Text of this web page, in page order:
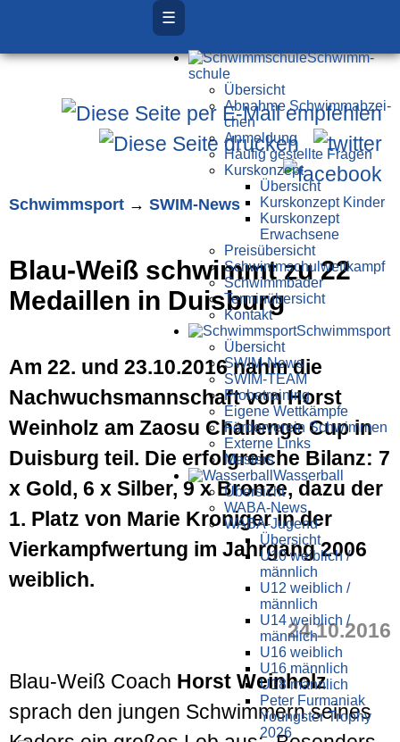
☰
Schwimm­
schule
Übersicht
Ab­nah­me Schwimm­ab­zei­
chen
Anmeldung
Häufig gestellte Fragen
Kurs­konzept
Übersicht
Kurskonzept Kinder
Kurskonzept
Erwachsene
Preis­über­sicht
Schwimm­schul­wett­kampf
Schwimm­bäder
Terminübersicht
Kontakt
Schwimm­sport
Übersicht
SWIM-News
SWIM-TEAM
Probe­training
Eigene Wettkämpfe
Förderverein Schwimmen
Externe Links
Masters
Wasser­ball
Übersicht
WABA-News
WABA-Jugend
Übersicht
U10 weiblich /
männlich
U12 weiblich /
männlich
U14 weiblich /
männlich
U16 weiblich
U16 männlich
U18 männlich
Peter Furmaniak
Youngster Trophy
2026
Schwimm­sport → SWIM-News
Blau-Weiß schwimmt zu 22
Medaillen in Duisburg
Am 22. und 23.10.2016 nahm die
Nachwuchsmannschaft von Horst
Weinholz am Zaosu Challenge Cup in
Duisburg teil. Die erfolgreiche Bilanz: 7
x Gold, 6 x Silber, 9 x Bronze, dazu der
1. Platz von Marie Kroniger in der
Vierkampfwertung im Jahrgang 2006
weiblich.
24.10.2016
Blau-Weiß Coach Horst Weinholz
sprach den jungen Schwimmern seines